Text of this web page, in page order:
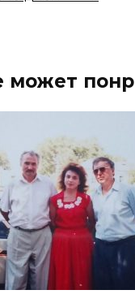
может